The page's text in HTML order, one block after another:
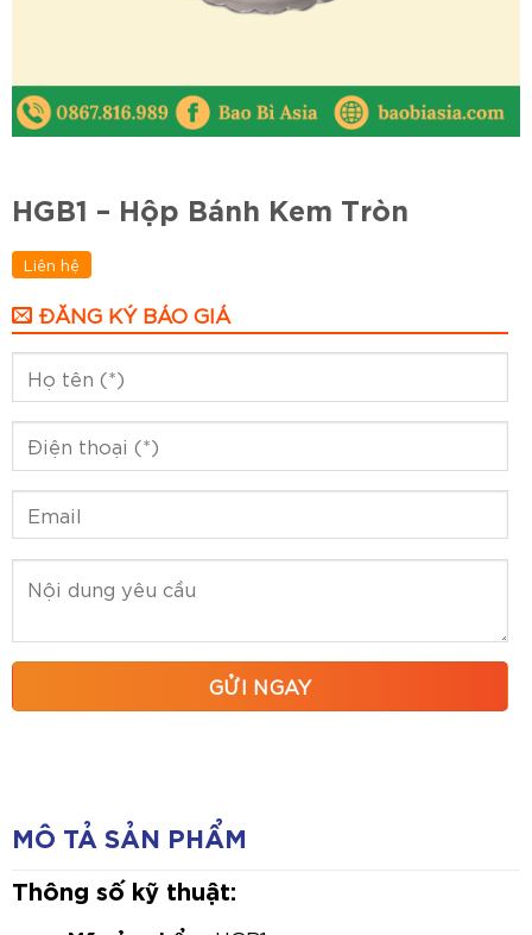
HGB1 – Hộp Bánh Kem Tròn
Liên hệ
ĐĂNG KÝ BÁO GIÁ
MÔ TẢ SẢN PHẨM
Thông số kỹ thuật: